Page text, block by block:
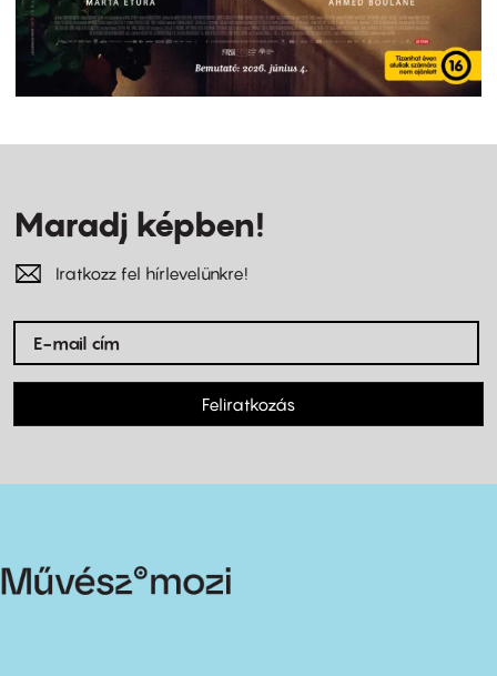
Maradj képben!
Iratkozz fel hírlevelünkre!
Feliratkozás